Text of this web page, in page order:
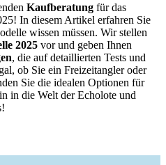
Kaufberatung für das
In diesem Artikel erfahren Sie
wissen müssen. Wir stellen
2025 vor und geben Ihnen
, die auf detaillierten Tests und
ob Sie ein Freizeitangler oder
Sie die idealen Optionen für
in die Welt der Echolote und